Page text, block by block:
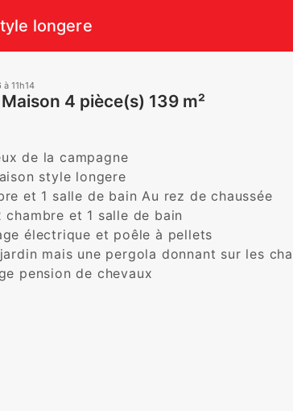
longere
11h14
4 pièce(s) 139 m²
de la campagne
style longere
et 1 salle de bain Au rez de chaussée
chambre et 1 salle de bain
électrique et poêle à pellets
mais une pergola donnant sur les
pension de chevaux